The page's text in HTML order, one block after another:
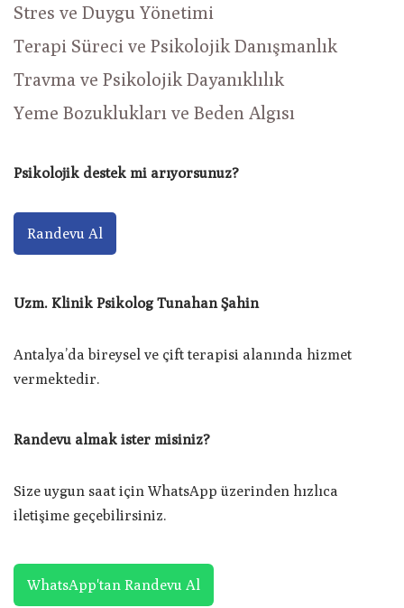
Stres ve Duygu Yönetimi
Terapi Süreci ve Psikolojik Danışmanlık
Travma ve Psikolojik Dayanıklılık
Yeme Bozuklukları ve Beden Algısı
Psikolojik destek mi arıyorsunuz?
Randevu Al
Uzm. Klinik Psikolog Tunahan Şahin
Antalya’da bireysel ve çift terapisi alanında hizmet
vermektedir.
Randevu almak ister misiniz?
Size uygun saat için WhatsApp üzerinden hızlıca
iletişime geçebilirsiniz.
WhatsApp'tan Randevu Al